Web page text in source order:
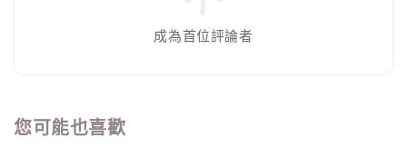
成為首位評論者
您可能也喜歡